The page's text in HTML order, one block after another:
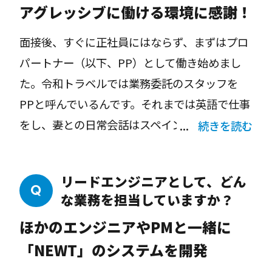
しての挑戦心を掻き立てられましたね。海外の
やりとりするといった従来の旅行代理店の業務
をDX化するのは至難の業。でも、だからこそチ
ャレンジする価値があるし、おもしろそうだと
ワクワクしました。「絶対に他のサービスに負
けないレベルのものを作りたい」と強く思いま
アグレッシブに働ける環境に感謝！
面接後、すぐに正社員にはならず、まずはプロ
パートナー（以下、PP）として働き始めまし
た。令和トラベルでは業務委託のスタッフを
PPと呼んでいるんです。それまでは英語で仕事
をし、妻との日常会話はスペイン語だったの
て、日本語でコミュニケーションが取れるよう
になってから、昨年の2021年9月に正社員にな
りました。
続きを読む
リードエンジニアとして、どん
な業務を担当していますか？
ほかのエンジニアやPMと一緒に
「NEWT」のシステムを開発